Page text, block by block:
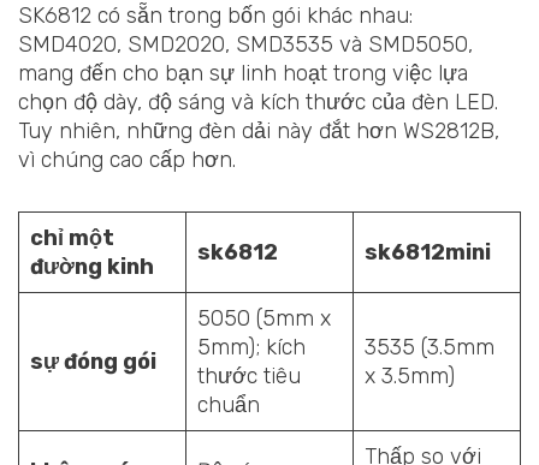
SK6812 có sẵn trong bốn gói khác nhau:
SMD4020, SMD2020, SMD3535 và SMD5050,
mang đến cho bạn sự linh hoạt trong việc lựa
chọn độ dày, độ sáng và kích thước của đèn LED.
Tuy nhiên, những đèn dải này đắt hơn WS2812B,
vì chúng cao cấp hơn.
chỉ một
đường kinh
sk6812 sk6812mini
sự đóng gói
5050 (5mm x
5mm); kích
thước tiêu
chuẩn
3535 (3.5mm
x 3.5mm)
Thấp so với